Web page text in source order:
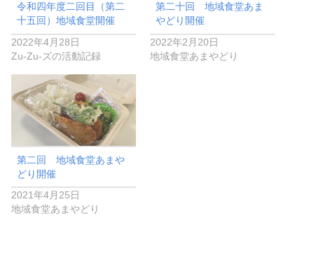
令和四年度二回目（第二
十五回）地域食堂開催
2022年4月28日
Zu-Zu-ズの活動記録
第二十回 地域食堂あま
やどり開催
2022年2月20日
地域食堂あまやどり
第二回 地域食堂あまや
どり開催
2021年4月25日
地域食堂あまやどり